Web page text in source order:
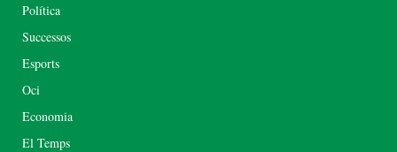
Política
Successos
Esports
Oci
Economia
El Temps